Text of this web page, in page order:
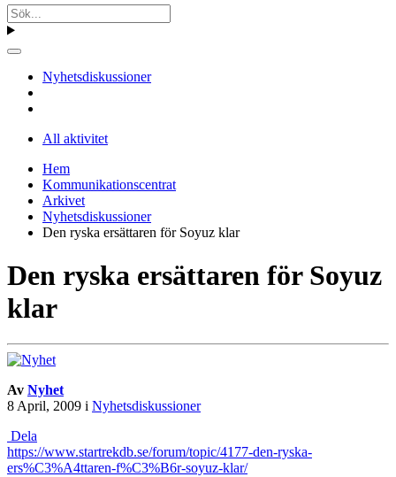
Nyhetsdiskussioner
All aktivitet
Hem
Kommunikationscentrat
Arkivet
Nyhetsdiskussioner
Den ryska ersättaren för Soyuz klar
Den ryska ersättaren för Soyuz
klar
Av Nyhet
8 April, 2009 i Nyhetsdiskussioner
Dela
https://www.startrekdb.se/forum/topic/4177-den-ryska-
ers%C3%A4ttaren-f%C3%B6r-soyuz-klar/